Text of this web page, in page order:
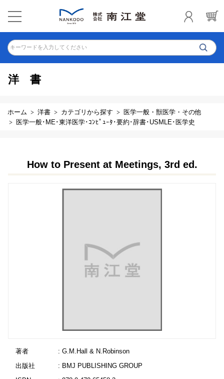
キーワードを入力してください
洋書
ホーム 洋書 カテゴリから探す
医学一般・獣医学・その他
医学一般･ME･東洋医学･ｺﾝﾋﾟｭｰﾀ･要約･辞書･USMLE･医学史
How to Present at Meetings, 3rd ed.
著者
: G.M.Hall & N.Robinson
出版社
: BMJ PUBLISHING GROUP